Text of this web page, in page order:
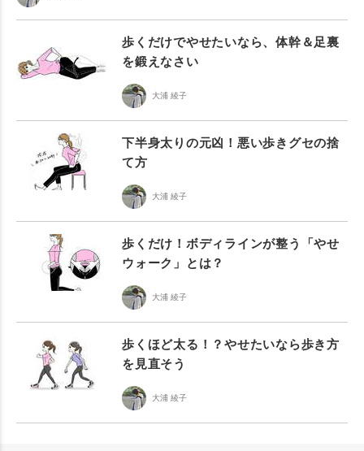
歩くだけでやせたいなら、体幹＆足裏
を鍛えなさい
大浦 綾子
下半身太りの元凶！悪い歩きグセの捨
て方
大浦 綾子
歩くだけ！ボディラインが整う「やせ
ウォーク」とは？
大浦 綾子
歩くほど太る！？やせたいなら歩き方
を見直そう
大浦 綾子